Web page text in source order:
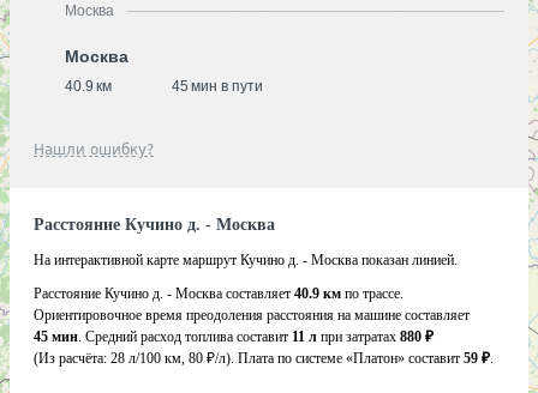
Москва
Москва
40.9 км 45 мин в пути
Нашли ошибку?
Расстояние Кучино д. - Москва
На интерактивной карте маршрут Кучино д. - Москва показан линией.
Расстояние Кучино д. - Москва составляет 40.9 км по трассе.
Ориентировочное время преодоления расстояния на машине составляет
45 мин. Средний расход топлива составит 11 л при затратах 880 ₽
(Из расчёта: 28 л/100 км, 80 ₽/л). Плата по системе «Платон» составит 59 ₽.